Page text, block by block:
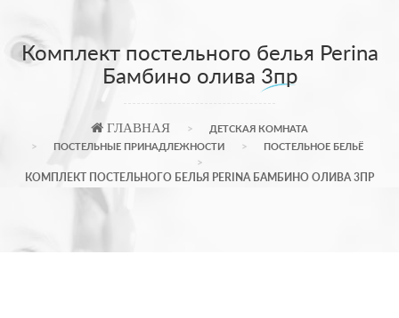
Комплект постельного белья Perina
Бамбино олива 3пр
ГЛАВНАЯ
ДЕТСКАЯ КОМНАТА
ПОСТЕЛЬНЫЕ ПРИНАДЛЕЖНОСТИ
ПОСТЕЛЬНОЕ БЕЛЬЁ
КОМПЛЕКТ ПОСТЕЛЬНОГО БЕЛЬЯ PERINA БАМБИНО ОЛИВА 3ПР